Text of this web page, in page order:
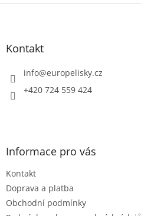
Z
Kontakt
info@europelisky.cz
+420 724 559 424
Informace pro vás
Kontakt
Doprava a platba
Obchodní podmínky